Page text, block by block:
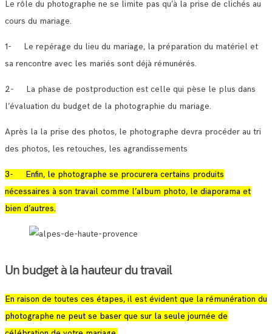
Le rôle du photographe ne se limite pas qu’à la prise de clichés au
cours du mariage.
1- Le repérage du lieu du mariage, la préparation du matériel et
sa rencontre avec les mariés sont déjà rémunérés.
2- La phase de postproduction est celle qui pèse le plus dans
l’évaluation du budget de la photographie du mariage.
Après la la prise des photos, le photographe devra procéder au tri
des photos, les retouches, les agrandissements
3- Enfin, le photographe se procurera certains produits
nécessaires à son travail comme l’album photo, le diaporama et
bien d’autres.
Un budget à la hauteur du travail
En raison de toutes ces étapes, il est évident que la rémunération du
photographe ne peut se baser que sur la seule journée de